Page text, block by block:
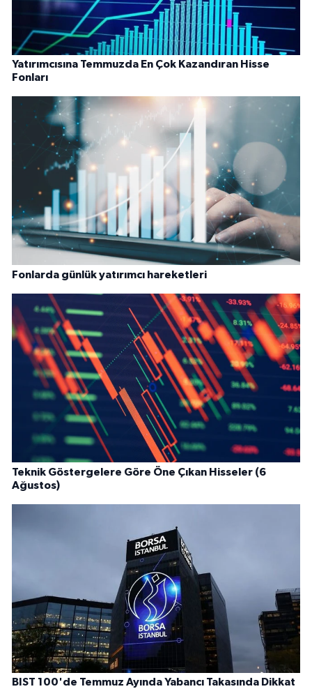
Yatırımcısına Temmuzda En Çok Kazandıran Hisse
Fonları
Fonlarda günlük yatırımcı hareketleri
Teknik Göstergelere Göre Öne Çıkan Hisseler (6
Ağustos)
BIST 100'de Temmuz Ayında Yabancı Takasında Dikkat